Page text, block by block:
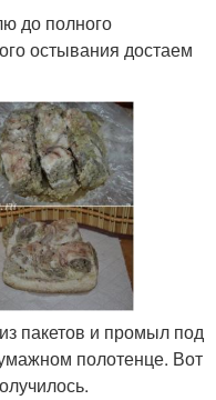
до полного
остывания достаем
пакетов и промыл под
полотенце. Вот